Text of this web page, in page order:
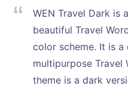
WEN Travel Dark is
beautiful Travel
color scheme. It is a
multipurpose Travel
theme is a dark